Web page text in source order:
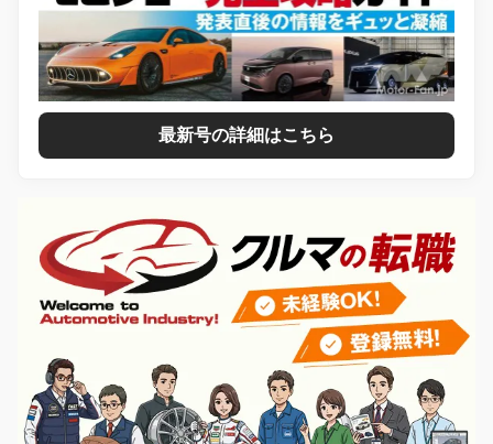
最新号の詳細はこちら